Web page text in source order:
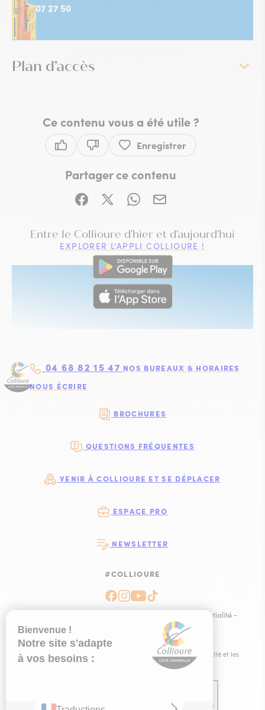
07 27 50
Plan d’accès
Ce contenu vous a été utile ?
Enregistrer
Partager ce contenu
Partager sur Facebook (nouvelle fenêtre)
Partager sur X / Twitter (nouvelle
Partager sur WhatsApp
Partager par mail
Entre le Collioure d'hier et d'aujourd'hui
EXPLORER L'APPLI COLLIOURE !
04 68 82 15 47 NOS BUREAUX & HORAIRES
NOUS ÉCRIRE
BROCHURES
QUESTIONS FRÉQUENTES
VENIR À COLLIOURE ET SE DÉPLACER
ESPACE PRO
NEWSLETTER
#COLLIOURE
SUIVEZ-NOUS
SUIVEZ-NOUS
SUIVEZ-
Politique de confidentialité -
Ce site est éco-conçu !
Éditer mes cookies
Made with
IRIS Interactive
Ce site est protégé par reCAPTCHA. Les règles de confidentialitéet les
conditions d'utilisation
de Google s'appliquent.